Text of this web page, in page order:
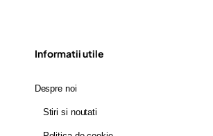
Informatii utile
Despre noi
Stiri si noutati